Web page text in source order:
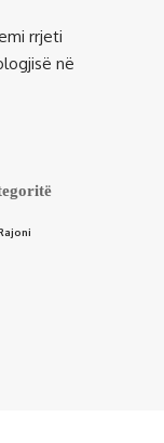
rrjeti
në